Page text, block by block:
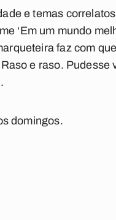
e temas
‘Em um mundo
faz com
e raso. Pudesse
domingos.